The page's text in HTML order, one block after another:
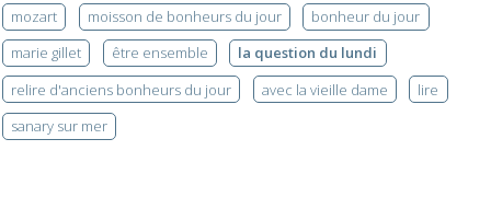
mozart moisson de bonheurs du jour
bonheur du jour
marie gillet
être ensemble
la question du lundi
relire d'anciens bonheurs du jour
avec la vieille dame
lire
sanary sur mer